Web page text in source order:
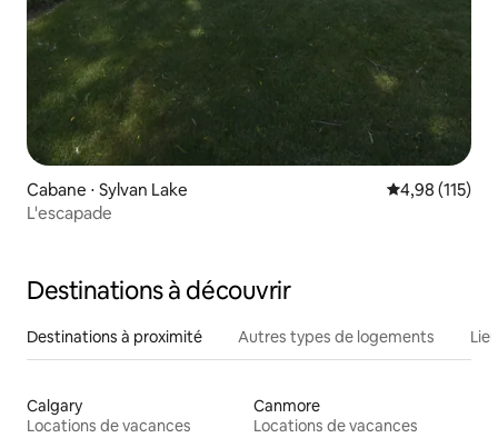
Cabane ⋅ Sylvan Lake Évaluation
4,98 (115)
L'escapade
Destinations à découvrir
Destinations à proximité Autres types de logements
Calgary
Locations de vacances
Canmore
Locations de vacances